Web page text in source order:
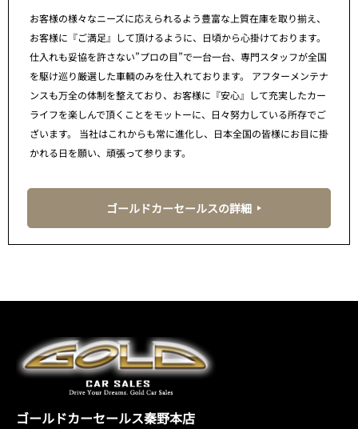
お客様の様々なニーズに応えられるよう豊富な上質在庫を取り揃え、
お客様に『ご満足』して頂けるように、日頃から心掛けております。
仕入れも妥協を許さない”プロの目”で一台一台、専門スタッフが全国
を駆け巡り厳選した車輌のみを仕入れております。 アフターメンテナ
ンスも万全の体制を整えており、お客様に『安心』して充実したカー
ライフを楽しんで頂くことをモットーに、日々努力している所存でご
ざいます。 当社はこれからも常に進化し、日本全国の皆様にお目に掛
かれる日を願い、頑張って参ります。
ゴールドカーセールスの詳細
ゴールドカーセールス秦野本店